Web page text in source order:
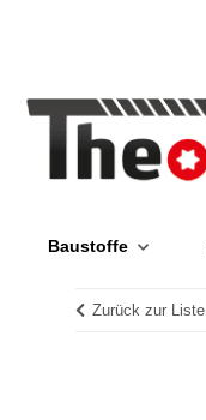
Baustoffe
Zurück zur Liste